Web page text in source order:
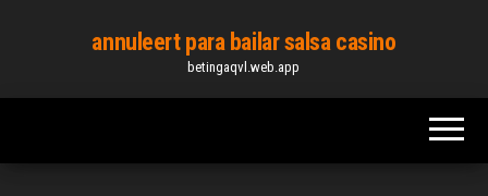
content
annuleert para bailar salsa casino
betingaqvl.web.app